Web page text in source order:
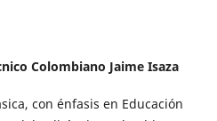
Colombiano Jaime Isaza
con énfasis en Educación